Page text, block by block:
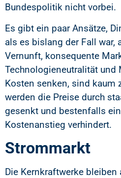
Bundespolitik nicht vorbei.
Es gibt ein paar Ansätze,
als es bislang der Fall war,
Vernunft, konsequente
Technologieneutralität und
Kosten senken, sind kaum
werden die Preise durch
gesenkt und bestenfalls
Kostenanstieg verhindert.
Strommarkt
Die Kernkraftwerke bleiben